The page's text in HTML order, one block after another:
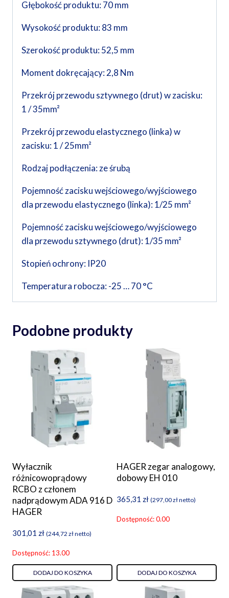
Głębokość produktu: 70 mm
Wysokość produktu: 83 mm
Szerokość produktu: 52,5 mm
Moment dokręcający: 2,8 Nm
Przekrój przewodu sztywnego (drut) w zacisku:
1 / 35mm²
Przekrój przewodu elastycznego (linka) w
zacisku: 1 / 25mm²
Rodzaj podłączenia: ze śrubą
Pojemność zacisku wejściowego/wyjściowego
dla przewodu elastycznego (linka): 1/25 mm²
Pojemność zacisku wejściowego/wyjściowego
dla przewodu sztywnego (drut): 1/35 mm²
Stopień ochrony: IP20
Temperatura robocza: -25 … 70 °C
Podobne produkty
Wyłacznik
różnicowoprądowy
RCBO z członem
nadprądowym ADA 916 D
HAGER
301,01 zł (244,72 złnetto)
Dostępność: 13.00
DODAJ DO KOSZYKA
HAGER zegar analogowy,
dobowy EH 010
365,31 zł (297,00złnetto)
Dostępność: 0.00
DODAJ DO KOSZYKA